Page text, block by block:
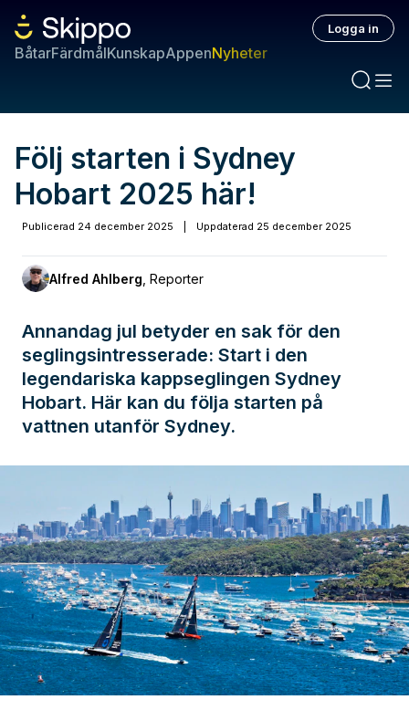
BåtarFärdmålKunskapAppenNyheter
Logga in
Följ starten i Sydney
Hobart 2025 här!
Publicerad 24 december 2025 Uppdaterad 25 december 2025
Alfred Ahlberg Reporter
Annandag jul betyder en sak för den
seglingsintresserade: Start i den
legendariska kappseglingen Sydney
Hobart. Här kan du följa starten på
vattnen utanför Sydney.